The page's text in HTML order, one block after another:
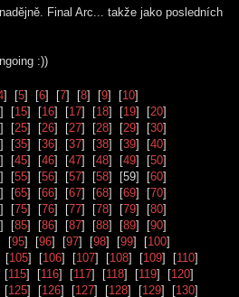
Final Arc... takže jako posledních
:))
] [5] [6] [7] [8] [9] [10]
] [15] [16] [17] [18] [19] [20]
] [25] [26] [27] [28] [29] [30]
] [35] [36] [37] [38] [39] [40]
] [45] [46] [47] [48] [49] [50]
] [55] [56] [57] [58] [59] [60]
] [65] [66] [67] [68] [69] [70]
] [75] [76] [77] [78] [79] [80]
] [85] [86] [87] [88] [89] [90]
[95] [96] [97] [98] [99] [100]
[105] [106] [107] [108] [109] [110]
[115] [116] [117] [118] [119] [120]
[125] [126] [127] [128] [129] [130]